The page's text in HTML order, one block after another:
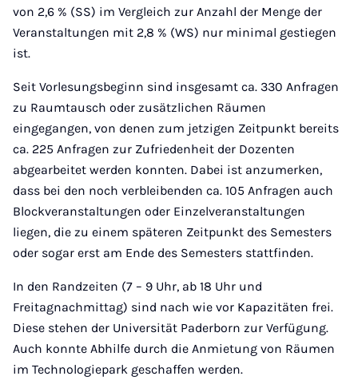
von 2,6 % (SS) im Vergleich zur Anzahl der Menge der
Veranstaltungen mit 2,8 % (WS) nur minimal gestiegen
ist.
Seit Vorlesungsbeginn sind insgesamt ca. 330 Anfragen
zu Raumtausch oder zusätzlichen Räumen
eingegangen, von denen zum jetzigen Zeitpunkt bereits
ca. 225 Anfragen zur Zufriedenheit der Dozenten
abgearbeitet werden konnten. Dabei ist anzumerken,
dass bei den noch verbleibenden ca. 105 Anfragen auch
Blockveranstaltungen oder Einzelveranstaltungen
liegen, die zu einem späteren Zeitpunkt des Semesters
oder sogar erst am Ende des Semesters stattfinden.
In den Randzeiten (7 – 9 Uhr, ab 18 Uhr und
Freitagnachmittag) sind nach wie vor Kapazitäten frei.
Diese stehen der Universität Paderborn zur Verfügung.
Auch konnte Abhilfe durch die Anmietung von Räumen
im Technologiepark geschaffen werden.